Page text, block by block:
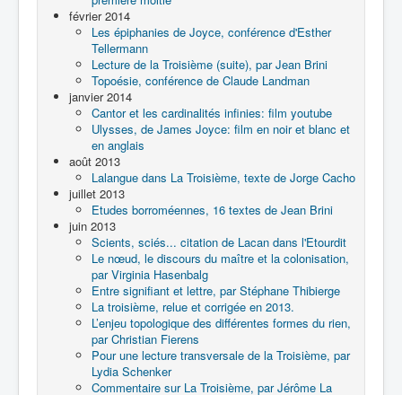
février 2014
Les épiphanies de Joyce, conférence d'Esther
Tellermann
Lecture de la Troisième (suite), par Jean Brini
Topoésie, conférence de Claude Landman
janvier 2014
Cantor et les cardinalités infinies: film youtube
Ulysses, de James Joyce: film en noir et blanc et
en anglais
août 2013
Lalangue dans La Troisième, texte de Jorge Cacho
juillet 2013
Etudes borroméennes, 16 textes de Jean Brini
juin 2013
Scients, sciés... citation de Lacan dans l'Etourdit
Le nœud, le discours du maître et la colonisation,
par Virginia Hasenbalg
Entre signifiant et lettre, par Stéphane Thibierge
La troisième, relue et corrigée en 2013.
L’enjeu topologique des différentes formes du rien,
par Christian Fierens
Pour une lecture transversale de la Troisième, par
Lydia Schenker
Commentaire sur La Troisième, par Jérôme La